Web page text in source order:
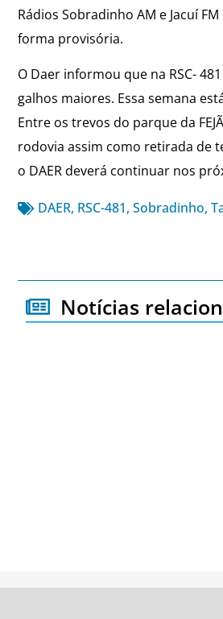
Rádios Sobradinho AM e Jacuí
forma provisória.
O Daer informou que na RSC-
galhos maiores. Essa semana
Entre os trevos do parque da
rodovia assim como retirada de
o DAER deverá continuar nos
DAER, RSC-481, Sobradinho,
Notícias